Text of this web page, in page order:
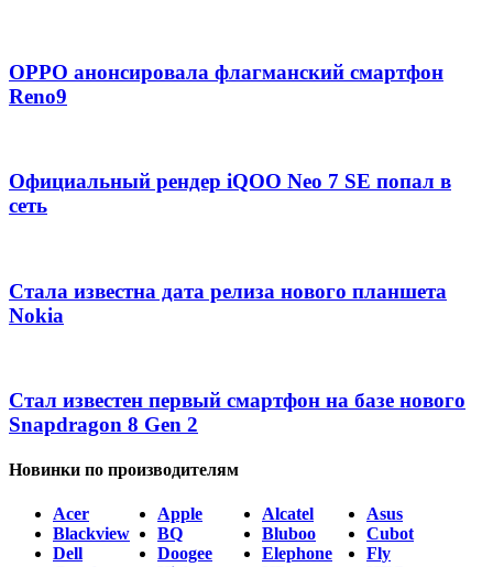
OPPO анонсировала флагманский смартфон
Reno9
Официальный рендер iQOO Neo 7 SE попал в
сеть
Стала известна дата релиза нового планшета
Nokia
Стал известен первый смартфон на базе нового
Snapdragon 8 Gen 2
Новинки по производителям
Acer Apple Alcatel
Asus
Blackview
BQ Bluboo
Cubot
Dell
Doogee Elephone
Fly